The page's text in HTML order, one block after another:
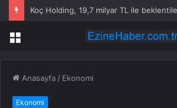
Menü
Anasayfa / Ekonomi
Ekonomi